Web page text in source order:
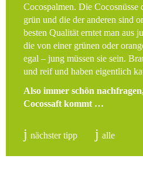
Cocospalmen. Die Cocosnüsse
grün und die der anderen sind
besten Qualität erntet man aus
die von einer grünen oder
egal – jung müssen sie sein.
und reif und haben eigentlich
Also immer schön
Cocossaft kommt …
nächster tipp alle